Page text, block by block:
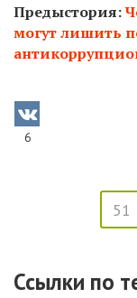
Предыстория:
могут лишить
6
51
Ссылки по